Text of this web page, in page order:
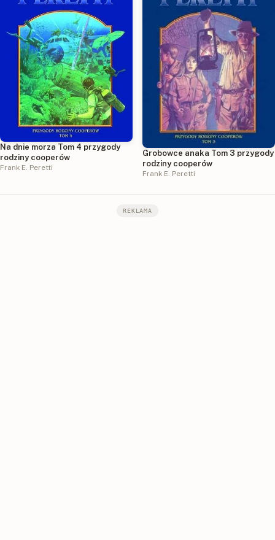
Na dnie morza Tom 4 przygody
rodziny cooperów
Frank E. Peretti
Grobowce anaka Tom 3 przygody
rodziny cooperów
Frank E. Peretti
REKLAMA